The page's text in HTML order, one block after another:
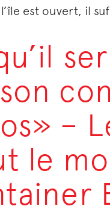
est ouvert, il
–
le